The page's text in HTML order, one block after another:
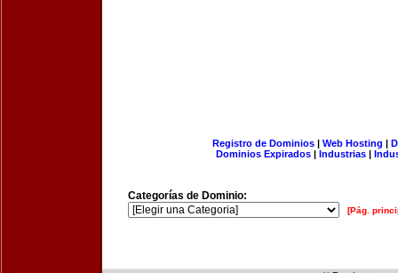
Registro de Dominios| Web Hosting |
Dominios Expirados | Industrias |
Categorías de Dominio:
[Pág.